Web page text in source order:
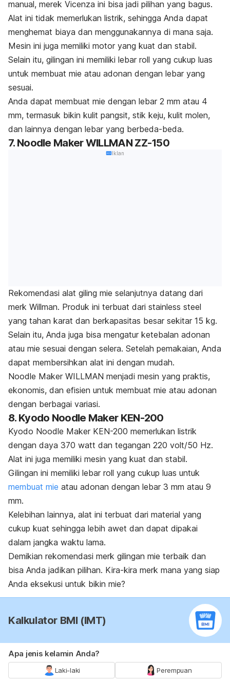
manual, merek Vicenza ini bisa jadi pilihan yang bagus.
Alat ini tidak memerlukan listrik, sehingga Anda dapat
menghemat biaya dan menggunakannya di mana saja.
Mesin ini juga memiliki motor yang kuat dan stabil.
Selain itu, gilingan ini memiliki lebar roll yang cukup luas
untuk membuat mie atau adonan dengan lebar yang
sesuai.
Anda dapat membuat mie dengan lebar 2 mm atau 4
mm, termasuk bikin kulit pangsit, stik keju, kulit molen,
dan lainnya dengan lebar yang berbeda-beda.
7. Noodle Maker WILLMAN ZZ-150
Iklan
Rekomendasi alat giling mie selanjutnya datang dari
merk Willman. Produk ini terbuat dari stainless steel
yang tahan karat dan berkapasitas besar sekitar 15 kg.
Selain itu, Anda juga bisa mengatur ketebalan adonan
atau mie sesuai dengan selera. Setelah pemakaian, Anda
dapat membersihkan alat ini dengan mudah.
Noodle Maker WILLMAN menjadi mesin yang praktis,
ekonomis, dan efisien untuk membuat mie atau adonan
dengan berbagai variasi.
8. Kyodo Noodle Maker KEN-200
Kyodo Noodle Maker KEN-200 memerlukan listrik
dengan daya 370 watt dan tegangan 220 volt/50 Hz.
Alat ini juga memiliki mesin yang kuat dan stabil.
Gilingan ini memiliki lebar roll yang cukup luas untuk
membuat mie atau adonan dengan lebar 3 mm atau 9
mm.
Kelebihan lainnya, alat ini terbuat dari material yang
cukup kuat sehingga lebih awet dan dapat dipakai
dalam jangka waktu lama.
Demikian rekomendasi merk gilingan mie terbaik dan
bisa Anda jadikan pilihan. Kira-kira merk mana yang siap
Anda eksekusi untuk bikin mie?
Kalkulator BMI (IMT)
Apa jenis kelamin Anda?
Laki-laki Perempuan